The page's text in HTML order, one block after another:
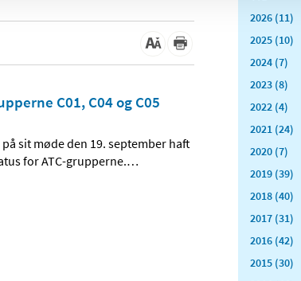
C01, C04 og C05
sit møde den 19. september haft
for ATC-grupperne.…
2026 (11)
2025 (10)
2024 (7)
2023 (8)
2022 (4)
2021 (24)
2020 (7)
2019 (39)
2018 (40)
2017 (31)
2016 (42)
2015 (30)